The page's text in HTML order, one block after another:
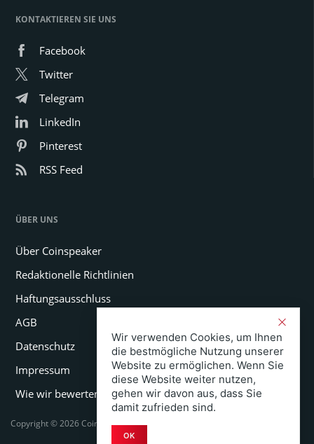
KONTAKTIEREN SIE UNS
Facebook
Twitter
Telegram
LinkedIn
Pinterest
RSS Feed
ÜBER UNS
Über Coinspeaker
Redaktionelle Richtlinien
Haftungsausschluss
AGB
Datenschutz
Impressum
Wie wir bewerten
Copyright © 2026 Coinspeaker LTD. All rights reserved.
Wir verwenden Cookies, um Ihnen
die bestmögliche Nutzung unserer
Website zu ermöglichen. Wenn Sie
diese Website weiter nutzen,
gehen wir davon aus, dass Sie
damit zufrieden sind.
OK